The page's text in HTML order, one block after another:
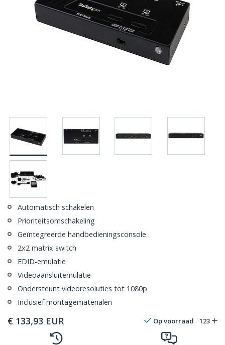
Automatisch schakelen
Prioriteitsomschakeling
Geïntegreerde handbedieningsconsole
2x2 matrix switch
EDID-emulatie
Videoaansluitemulatie
Ondersteunt videoresoluties tot 1080p
Inclusief montagematerialen
€ 133,93 EUR Op voorraad 123